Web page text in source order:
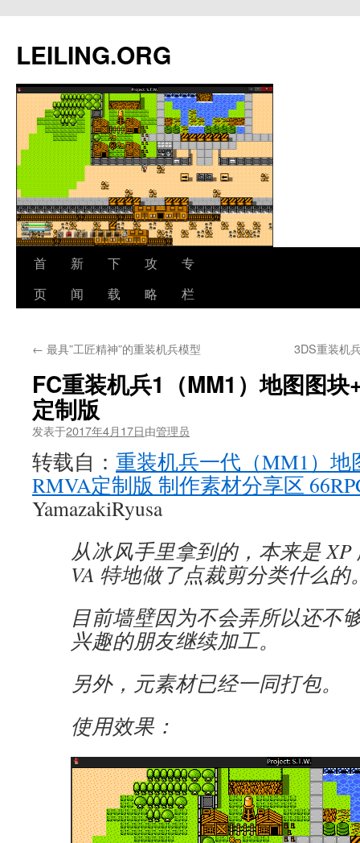
文
LEILING.ORG
首
页
新
闻
下
载
攻
略
专
栏
← 最具”工匠精神”的重装机兵模型 3DS重装机
FC重装机兵1（MM1）地图图
定制版
发表于2017年4月17日由管理员
转载自： 重装机兵一代（MM1）地
RMVA定制版 制作素材分享区
YamazakiRyusa
从冰风手里拿到的，本来是
VA 特地做了点裁剪分类什么的
目前墙壁因为不会弄所以还不
兴趣的朋友继续加工。
另外，元素材已经一同打包。
使用效果：